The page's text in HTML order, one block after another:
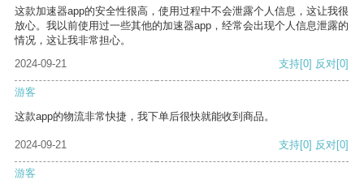
这款加速器app的安全性很高，使用过程中不会泄露个人信息，这让我很
放心。我以前使用过一些其他的加速器app，经常会出现个人信息泄露的
情况，这让我非常担心。
2024-09-21
支持[0] 反对[0]
游客
这款app的物流非常快捷，我下单后很快就能收到商品。
2024-09-21 支持[0] 反对[0]
游客